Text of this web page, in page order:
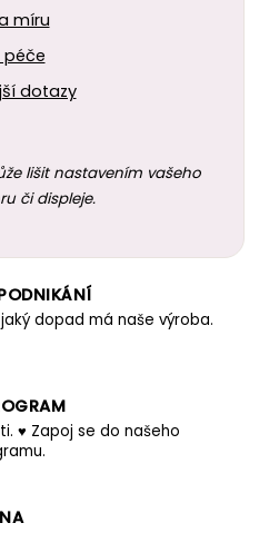
míru
péče
dotazy
lišit nastavením vašeho
či displeje.
dopad má naše výroba.
♥ Zapoj se do našeho